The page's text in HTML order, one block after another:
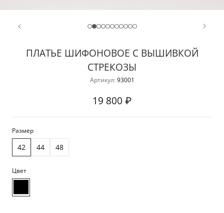
ПЛАТЬЕ ШИФОНОВОЕ С ВЫШИВКОЙ
СТРЕКОЗЫ
Артикул: 93001
19 800 ₽
Размер
42 44 48
Цвет